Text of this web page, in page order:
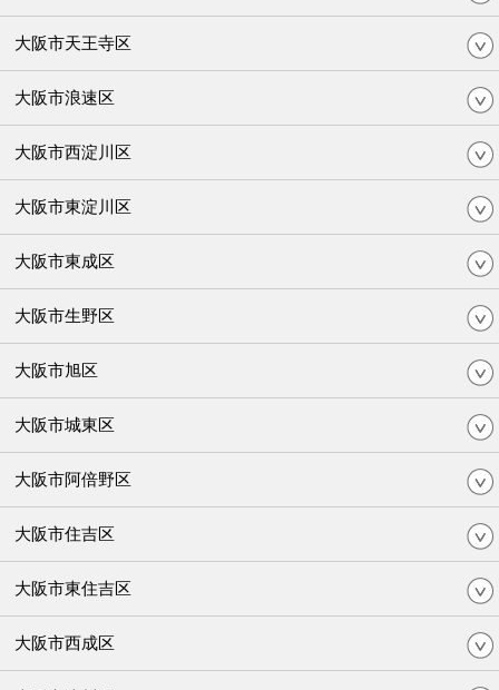
大阪市天王寺区
大阪市浪速区
大阪市西淀川区
大阪市東淀川区
大阪市東成区
大阪市生野区
大阪市旭区
大阪市城東区
大阪市阿倍野区
大阪市住吉区
大阪市東住吉区
大阪市西成区